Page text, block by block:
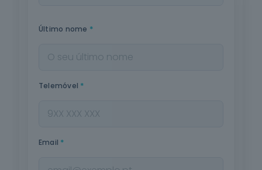
Último nome *
Telemóvel *
Email *